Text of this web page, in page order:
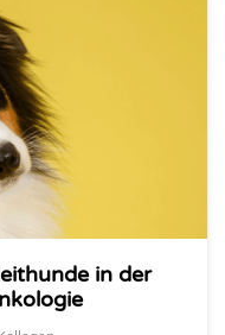
in der